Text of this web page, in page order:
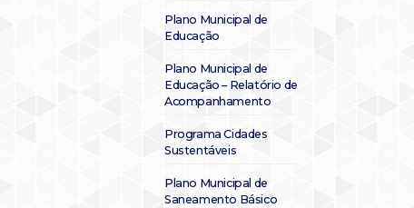
Plano Municipal de
Educação
Plano Municipal de
Educação – Relatório de
Acompanhamento
Programa Cidades
Sustentáveis
Plano Municipal de
Saneamento Básico